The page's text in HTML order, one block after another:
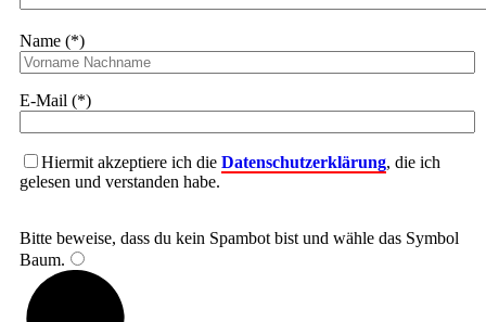
Name (*)
E-Mail (*)
Hiermit akzeptiere ich die Datenschutzerklärung, die ich
gelesen und verstanden habe.
Bitte beweise, dass du kein Spambot bist und wähle das Symbol
Baum.